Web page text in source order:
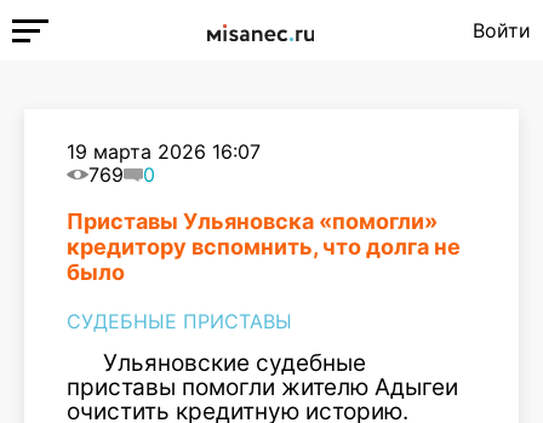
Войти
19 марта 2026 16:07
769
0
Приставы Ульяновска «помогли»
кредитору вспомнить, что долга не
было
СУДЕБНЫЕ ПРИСТАВЫ
Ульяновские судебные
приставы помогли жителю Адыгеи
очистить кредитную историю.